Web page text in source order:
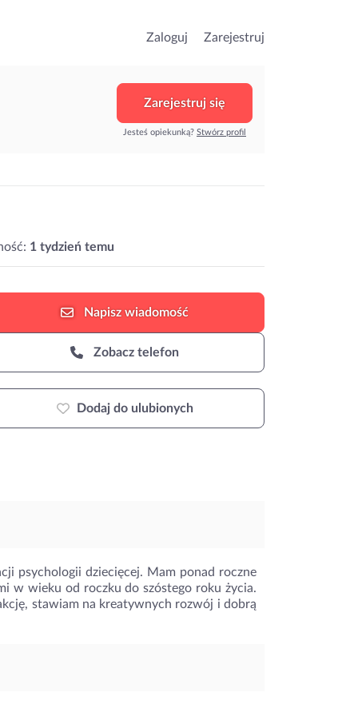
Zaloguj Zarejestruj
Zarejestruj się
Jesteś opiekunką? Stwórz profil
1 tydzień temu
Napisz wiadomość
Zobacz telefon
Dodaj do ulubionych
psychologii dziecięcej. Mam ponad roczne
w wieku od roczku do szóstego roku życia.
stawiam na kreatywnych rozwój i dobrą